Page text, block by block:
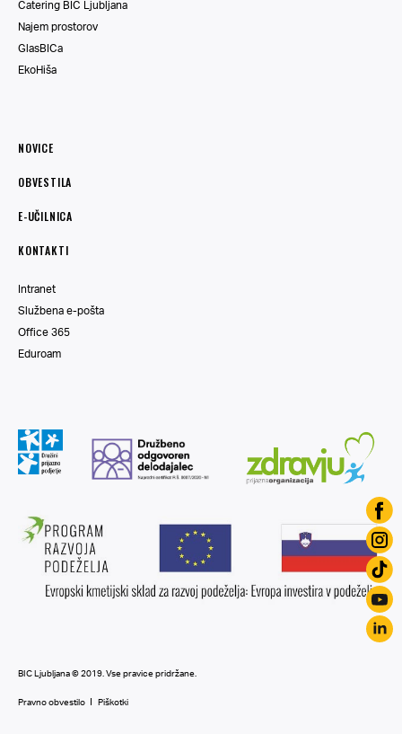
Catering BIC Ljubljana
Najem prostorov
GlasBICa
EkoHiša
NOVICE
OBVESTILA
E-UČILNICA
KONTAKTI
Intranet
Službena e-pošta
Office 365
Eduroam
BIC Ljubljana © 2019. Vse pravice pridržane.
Pravno obvestilo Piškotki